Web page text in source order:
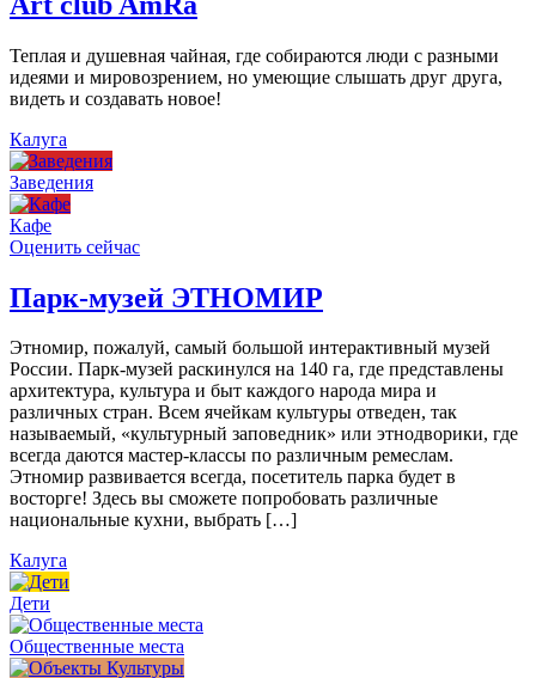
Теплая и душевная чайная, где собираются люди с разными
идеями и мировозрением, но умеющие слышать друг друга,
видеть и создавать новое!
Калуга
Заведения
Кафе
Оценить сейчас
Парк-музей ЭТНОМИР
Этномир, пожалуй, самый большой интерактивный музей
России. Парк-музей раскинулся на 140 га, где представлены
архитектура, культура и быт каждого народа мира и
различных стран. Всем ячейкам культуры отведен, так
называемый, «культурный заповедник» или этнодворики, где
всегда даются мастер-классы по различным ремеслам.
Этномир развивается всегда, посетитель парка будет в
восторге! Здесь вы сможете попробовать различные
национальные кухни, выбрать […]
Калуга
Дети
Общественные места